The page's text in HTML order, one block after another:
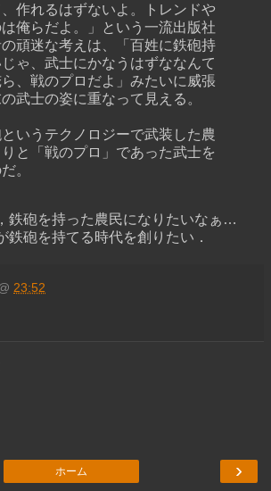
作れるはずないよ。トレンドや
俺らだよ。」という一流出版社
頑迷な考えは、「百姓に鉄砲持
ゃ、武士にかなうはずななんて
、戦のプロだよ」みたいに威張
武士の姿に重なって見える。
いうテクノロジーで武装した農
と「戦のプロ」であった武士を
。
鉄砲を持った農民になりたいなぁ…
鉄砲を持てる時代を創りたい．
23:52
›
ホーム